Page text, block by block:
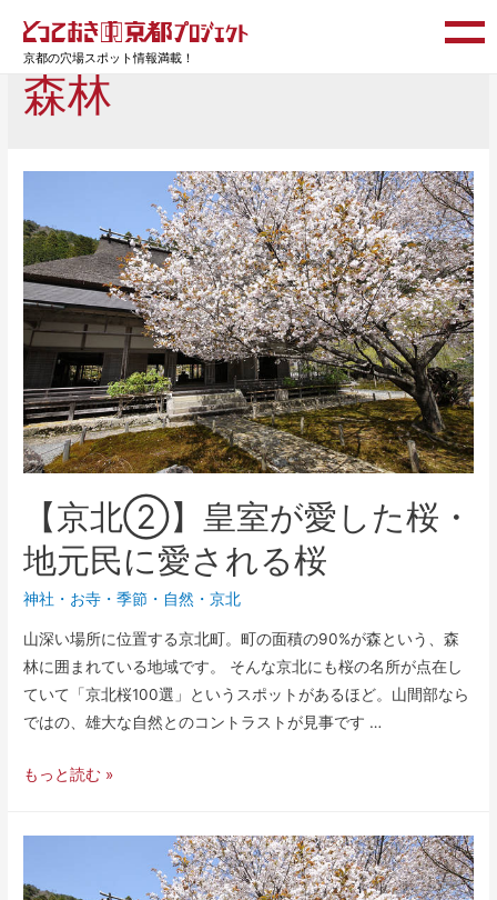
京都の穴場スポット情報満載！
森林
【京北②】皇室が愛した桜・
地元民に愛される桜
神社・お寺 ・季節 ・ 自然 ・京北
山深い場所に位置する京北町。町の面積の90%が森という、森
林に囲まれている地域です。 そんな京北にも桜の名所が点在し
ていて「京北桜100選」というスポットがあるほど。山間部なら
ではの、雄大な自然とのコントラストが見事です …
もっと読む »